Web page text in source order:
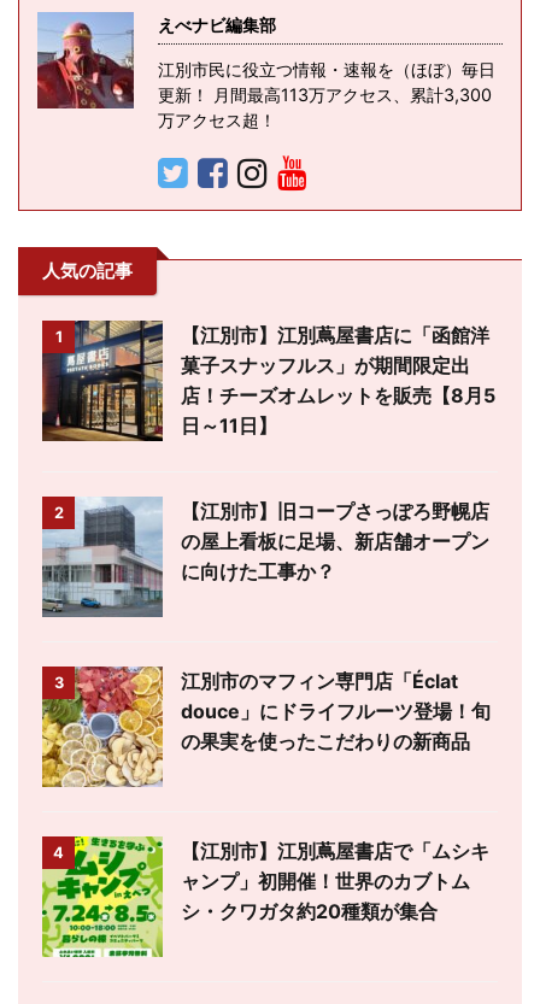
えべナビ編集部
江別市民に役立つ情報・速報を（ほぼ）毎日
更新！ 月間最高113万アクセス、累計3,300
万アクセス超！
人気の記事
1
【江別市】江別蔦屋書店に「函館洋
菓子スナッフルス」が期間限定出
店！チーズオムレットを販売【8月5
日～11日】
2
【江別市】旧コープさっぽろ野幌店
の屋上看板に足場、新店舗オープン
に向けた工事か？
3
江別市のマフィン専門店「Éclat
douce」にドライフルーツ登場！旬
の果実を使ったこだわりの新商品
4
【江別市】江別蔦屋書店で「ムシキ
ャンプ」初開催！世界のカブトム
シ・クワガタ約20種類が集合